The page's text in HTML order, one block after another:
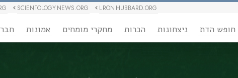
L RON HUBBARD.ORG
SCIENTOLOGY NEWS.ORG
חופש הדת ניצחונות הכרות מחקרי מומחים אמונות